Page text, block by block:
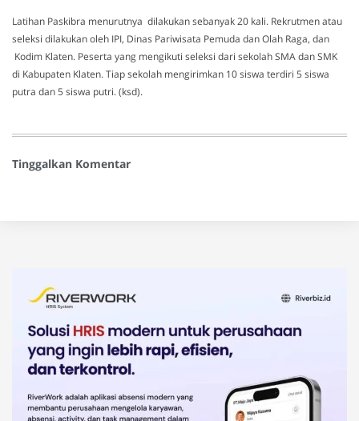
Latihan Paskibra menurutnya dilakukan sebanyak 20 kali. Rekrutmen atau
seleksi dilakukan oleh IPI, Dinas Pariwisata Pemuda dan Olah Raga, dan
Kodim Klaten. Peserta yang mengikuti seleksi dari sekolah SMA dan SMK
di Kabupaten Klaten. Tiap sekolah mengirimkan 10 siswa terdiri 5 siswa
putra dan 5 siswa putri. (ksd).
Tinggalkan Komentar